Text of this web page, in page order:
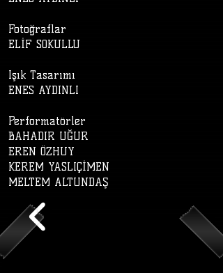
Fotoğraflar
ELİF SOKULLU
Işık Tasarımı
ENES AYDINLI
Performatörler
BAHADIR UĞUR
EREN ÖZHUY
KEREM YASLIÇİMEN
MELTEM ALTUNDAŞ